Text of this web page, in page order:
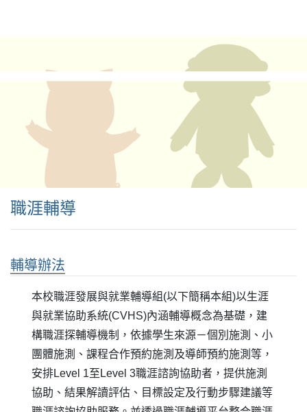
職涯輔導
輔導辦法
本校職涯發展與就業輔導組(以下簡稱本組)以生涯
與就業協助系統(CVHS)內涵輔導概念為基礎，建
構職涯探輔導機制，依據學生來源－個別施測、小
團體施測、課程合作預約施測及導師預約施測等，
安排Level 1至Level 3職涯諮詢協助者，提供施測
協助、結果解讀評估、目標設定及行動步驟建議等